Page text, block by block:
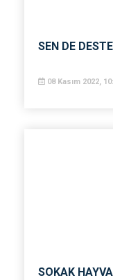
SEN DE
08 Kasım 2022,
SOKAK